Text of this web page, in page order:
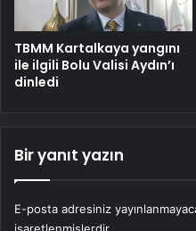
TBMM Kartalkaya yangını
ile ilgili Bolu Valisi Aydın’ı
dinledi
Bir yanıt yazın
E-posta adresiniz